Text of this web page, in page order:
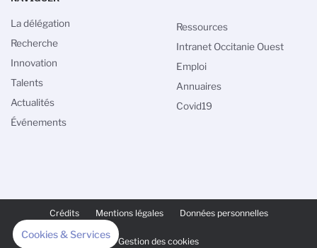
PAGE
SECONDAIRE
Crédits Mentions légales Données personnelles
Gestion des cookies
La délégation
Recherche
Innovation
Talents
Actualités
Événements
Ressources
Intranet Occitanie Ouest
Emploi
Annuaires
Covid19
Cookies & Services